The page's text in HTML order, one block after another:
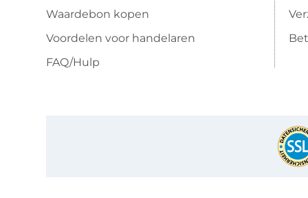
Waardebon kopen
Voordelen voor handelaren
FAQ/Hulp